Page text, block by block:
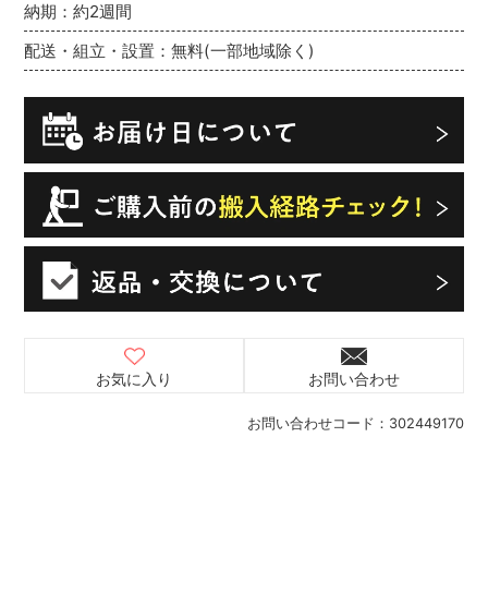
お問い合わせコード： 302449170
納期：約2週間
配送・組立・設置：無料(一部地域除く)
お気に入り お問い合わせ